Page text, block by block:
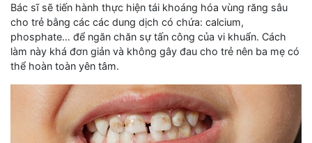
Bác sĩ sẽ tiến hành thực hiện tái khoáng hóa vùng răng sâu
cho trẻ bằng các các dung dịch có chứa: calcium,
phosphate… để ngăn chăn sự tấn công của vi khuẩn. Cách
làm này khá đơn giản và không gây đau cho trẻ nên ba mẹ có
thể hoàn toàn yên tâm.